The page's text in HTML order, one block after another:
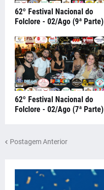
62º Festival Nacional do
Folclore - 02/Ago (9ª Parte)
62º Festival Nacional do
Folclore - 02/Ago (7ª Parte)
Postagem Anterior